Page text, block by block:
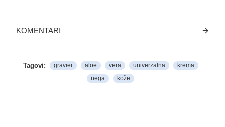
KOMENTARI
Tagovi: gravier aloe vera univerzalna
krema
nega
kože